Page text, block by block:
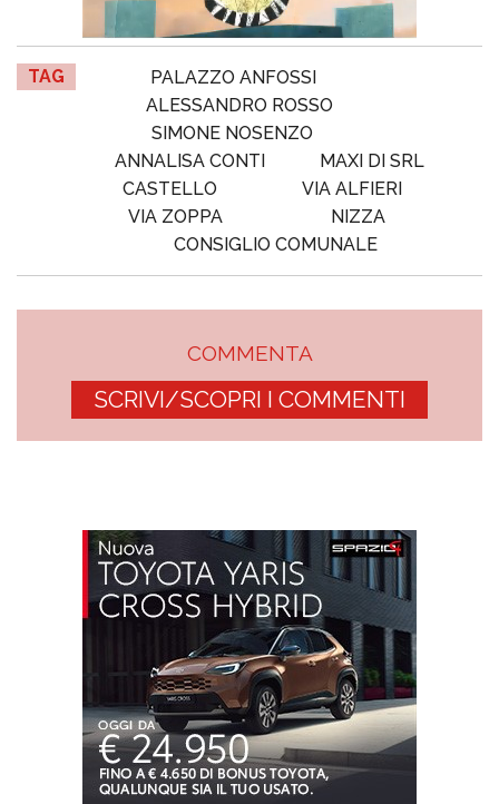
TAG
PALAZZO ANFOSSI
ALESSANDRO ROSSO
SIMONE NOSENZO
ANNALISA CONTI
MAXI DI SRL
CASTELLO
VIA ALFIERI
VIA ZOPPA
NIZZA
CONSIGLIO COMUNALE
COMMENTA
SCRIVI/SCOPRI I COMMENTI